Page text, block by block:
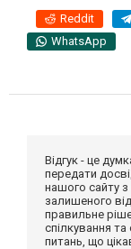
Reddit
WhatsApp
Відгук - це
передати
нашого сайту
залишеного
правильне
спілкування
питань, що